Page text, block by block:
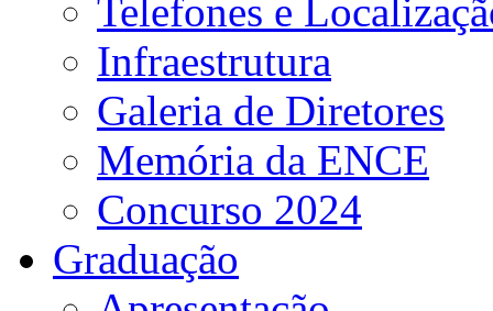
Telefones e
Infraestrutura
Galeria de Diretores
Memória da ENCE
Concurso 2024
Graduação